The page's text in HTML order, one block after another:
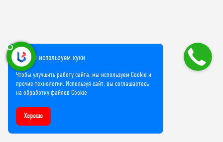
Мы используем куки
Чтобы улучшить работу сайта, мы используем Cookie и
прочие технологии. Используя сайт, вы соглашаетесь
на обработку файлов Cookie
Хорошо